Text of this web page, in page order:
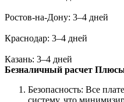
Ростов-на-Дону: 3–4 дней
Краснодар: 3–4 дней
Казань: 3–4 дней
Безналичный расчет Плюсы
Безопасность: Все
систему, что